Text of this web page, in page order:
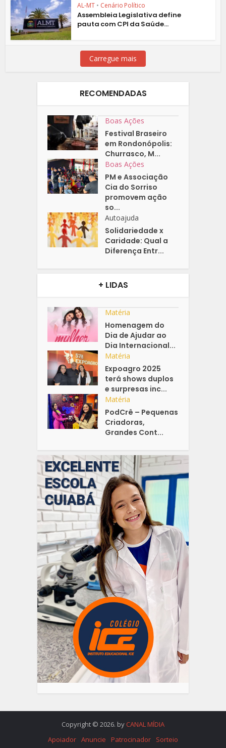
AL-MT • Cenário Político
Assembleia Legislativa define
pauta com CPI da Saúde...
Carregue mais
RECOMENDADAS
Boas Ações
Festival Braseiro
em Rondonópolis:
Churrasco, M...
Boas Ações
PM e Associação
Cia do Sorriso
promovem ação
so...
Autoajuda
Solidariedade x
Caridade: Qual a
Diferença Entr...
+ LIDAS
Matéria
Homenagem do
Dia de Ajudar ao
Dia Internacional...
Matéria
Expoagro 2025
terá shows duplos
e surpresas inc...
Matéria
PodCrê – Pequenas
Criadoras,
Grandes Cont...
Copyright © 2026. by CANAL MÍDIA
Apoiador Anuncie Patrocinador Sorteio